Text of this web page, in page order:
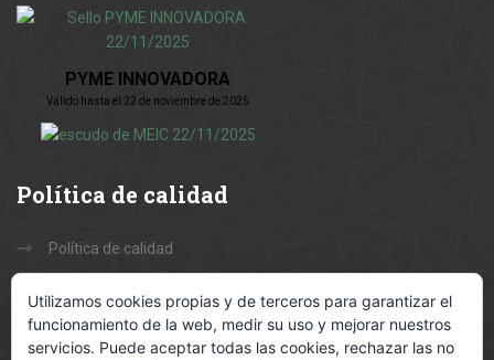
PYME INNOVADORA
Válido hasta el 22 de noviembre de 2025
Política de calidad
Política de calidad
Misión, Visión y Valores
Utilizamos cookies propias y de terceros para garantizar el
funcionamiento de la web, medir su uso y mejorar nuestros
servicios. Puede aceptar todas las cookies, rechazar las no